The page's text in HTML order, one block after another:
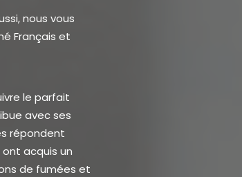
nous vous
Français et
le parfait
avec ses
répondent
ont acquis un
de fumées et